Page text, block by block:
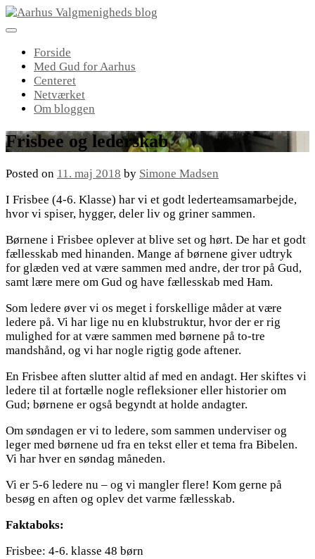
Skip
to
Forside
Med Gud for Aarhus
Centeret
Netværket
Om bloggen
Frisbee og lederskab
Posted on 11. maj 2018 by Simone Madsen
I Frisbee (4-6. Klasse) har vi et godt lederteamsamarbejde,
hvor vi spiser, hygger, deler liv og griner sammen.
Børnene i Frisbee oplever at blive set og hørt. De har et godt
fællesskab med hinanden. Mange af børnene giver udtryk
for glæden ved at være sammen med andre, der tror på Gud,
samt lære mere om Gud og have fællesskab med Ham.
Som ledere øver vi os meget i forskellige måder at være
ledere på. Vi har lige nu en klubstruktur, hvor der er rig
mulighed for at være sammen med børnene på to-tre
mandshånd, og vi har nogle rigtig gode aftener.
En Frisbee aften slutter altid af med en andagt. Her skiftes vi
ledere til at fortælle nogle refleksioner eller historier om
Gud; børnene er også begyndt at holde andagter.
Om søndagen er vi to ledere, som sammen underviser og
leger med børnene ud fra en tekst eller et tema fra Bibelen.
Vi har hver en søndag måneden.
Vi er 5-6 ledere nu – og vi mangler flere! Kom gerne på
besøg en aften og oplev det varme fællesskab.
Faktaboks:
Frisbee: 4-6. klasse 48 børn